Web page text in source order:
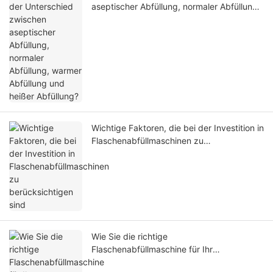
aseptischer Abfüllung, normaler Abfüllung,
Wichtige Faktoren, die bei der Investition in
Flaschenabfüllmaschinen zu
Wie Sie die richtige
Flaschenabfüllmaschine für Ihr
Unternehmen auswählen